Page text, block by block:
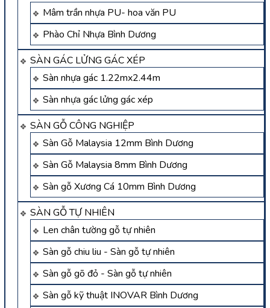
Mâm trần nhựa PU- hoa văn PU
Phào Chỉ Nhựa Bình Dương
SÀN GÁC LỬNG GÁC XÉP
Sàn nhựa gác 1.22mx2.44m
Sàn nhựa gác lửng gác xép
SÀN GỖ CÔNG NGHIỆP
Sàn Gỗ Malaysia 12mm Bình Dương
Sàn Gỗ Malaysia 8mm Bình Dương
Sàn gỗ Xương Cá 10mm Bình Dương
SÀN GỖ TỰ NHIÊN
Len chân tường gỗ tự nhiên
Sàn gỗ chiu liu - Sàn gỗ tự nhiên
Sàn gỗ gõ đỏ - Sàn gỗ tự nhiên
Sàn gỗ kỹ thuật INOVAR Bình Dương